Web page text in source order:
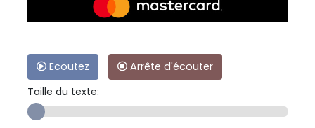
Ecoutez
Arrête d'écouter
Taille du texte: